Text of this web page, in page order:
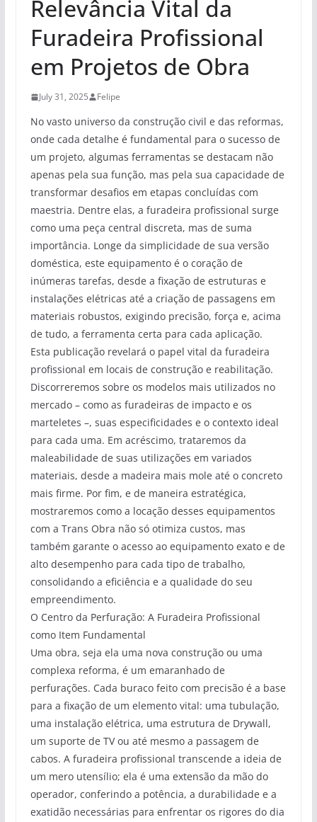
Relevância Vital da
Furadeira Profissional
em Projetos de Obra
July 31, 2025 Felipe
No vasto universo da construção civil e das reformas,
onde cada detalhe é fundamental para o sucesso de
um projeto, algumas ferramentas se destacam não
apenas pela sua função, mas pela sua capacidade de
transformar desafios em etapas concluídas com
maestria. Dentre elas, a furadeira profissional surge
como uma peça central discreta, mas de suma
importância. Longe da simplicidade de sua versão
doméstica, este equipamento é o coração de
inúmeras tarefas, desde a fixação de estruturas e
instalações elétricas até a criação de passagens em
materiais robustos, exigindo precisão, força e, acima
de tudo, a ferramenta certa para cada aplicação.
Esta publicação revelará o papel vital da furadeira
profissional em locais de construção e reabilitação.
Discorreremos sobre os modelos mais utilizados no
mercado – como as furadeiras de impacto e os
marteletes –, suas especificidades e o contexto ideal
para cada uma. Em acréscimo, trataremos da
maleabilidade de suas utilizações em variados
materiais, desde a madeira mais mole até o concreto
mais firme. Por fim, e de maneira estratégica,
mostraremos como a locação desses equipamentos
com a Trans Obra não só otimiza custos, mas
também garante o acesso ao equipamento exato e de
alto desempenho para cada tipo de trabalho,
consolidando a eficiência e a qualidade do seu
empreendimento.
O Centro da Perfuração: A Furadeira Profissional
como Item Fundamental
Uma obra, seja ela uma nova construção ou uma
complexa reforma, é um emaranhado de
perfurações. Cada buraco feito com precisão é a base
para a fixação de um elemento vital: uma tubulação,
uma instalação elétrica, uma estrutura de Drywall,
um suporte de TV ou até mesmo a passagem de
cabos. A furadeira profissional transcende a ideia de
um mero utensílio; ela é uma extensão da mão do
operador, conferindo a potência, a durabilidade e a
exatidão necessárias para enfrentar os rigores do dia